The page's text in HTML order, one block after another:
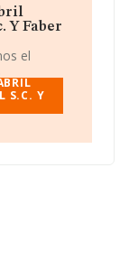
aparece
Y Faber
el
S.C. Y